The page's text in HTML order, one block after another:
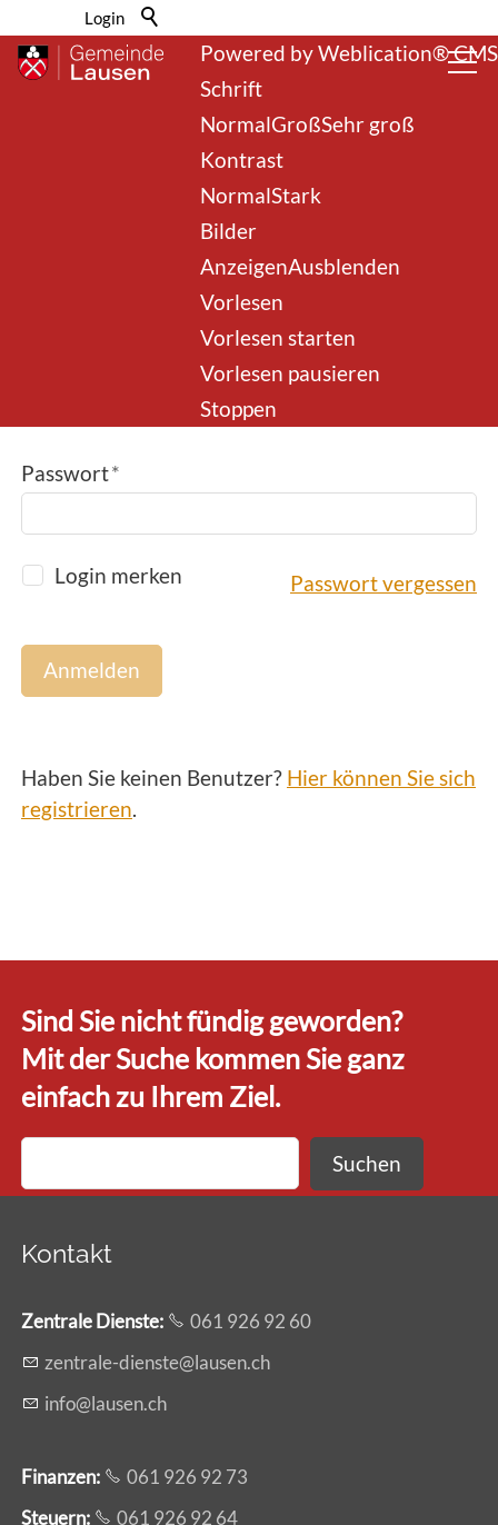
Powered by Weblication® CMS
Schrift
NormalGroßSehr groß
Kontrast
NormalStark
Bilder
AnzeigenAusblenden
Vorlesen
Vorlesen starten
Vorlesen pausieren
Stoppen
Login
E-Mail / Benutzername*
Passwort*
Passwort vergessen
Login merken
Anmelden
Haben Sie keinen Benutzer? Hier können Sie sich
registrieren.
Sind Sie nicht fündig geworden?
Mit der Suche kommen Sie ganz
einfach zu Ihrem Ziel.
Suchen
Kontakt
Zentrale Dienste:
061 926 92 60
z ntr l -d nst l s nch
nf
l s nch
Finanzen:
061 926 92 73
Steuern:
061 926 92 64